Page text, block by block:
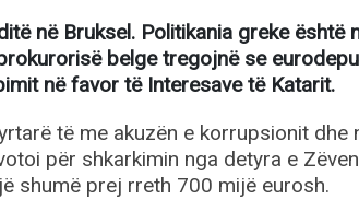
në Bruksel. Politikania greke është
belge tregojnë se
në favor të Interesave të Katarit.
të me akuzën e korrupsionit dhe
për shkarkimin nga detyra e
shumë prej rreth 700 mijë eurosh.